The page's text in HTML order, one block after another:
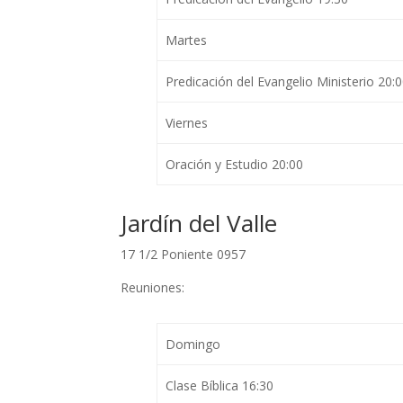
Martes
Predicación del Evangelio Ministerio
Viernes
Oración y Estudio 20:00
Jardín del Valle
17 1/2 Poniente 0957
Reuniones:
Domingo
Clase Bíblica 16:30